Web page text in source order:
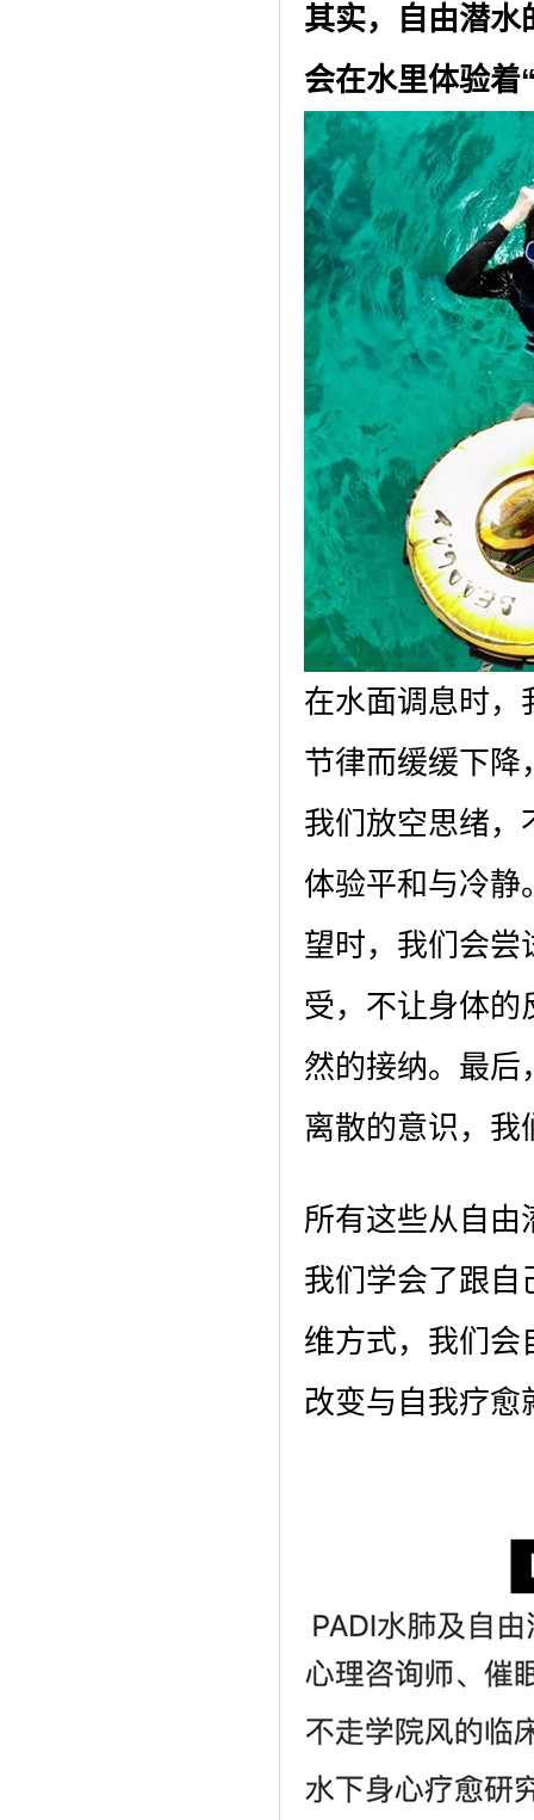
其实，自由潜水
会在水里体验着
在水面调息时，
节律而缓缓下降
我们放空思绪，
体验平和与冷静
望时，我们会尝
受，不让身体的
然的接纳。最后
离散的意识，我
所有这些从自由
我们学会了跟自
维方式，我们会
改变与自我疗愈